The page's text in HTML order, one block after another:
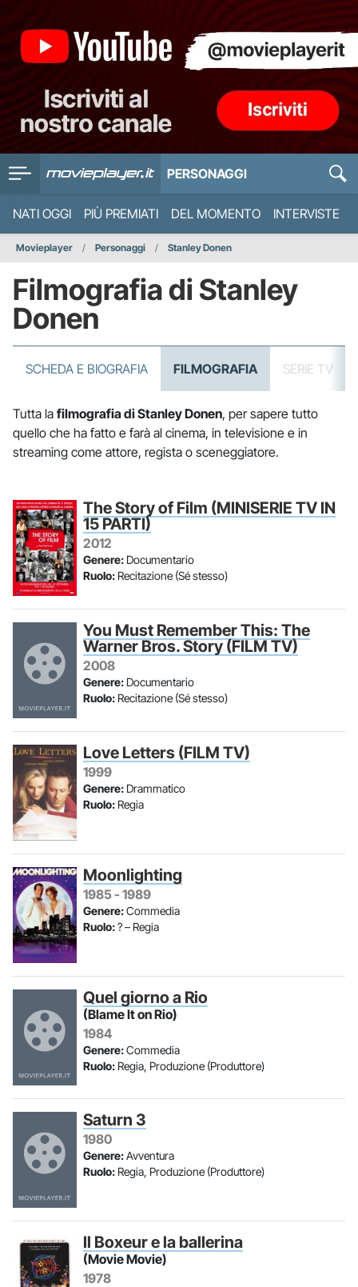
PERSONAGGI
NATI OGGI PIÙ PREMIATI DEL MOMENTO INTERVISTE
Movieplayer Personaggi Stanley Donen
Filmografia di Stanley
Donen
SCHEDA E BIOGRAFIA FILMOGRAFIA SERIE TV
Tutta la filmografia di Stanley Donen, per sapere tutto
quello che ha fatto e farà al cinema, in televisione e in
streaming come attore, regista o sceneggiatore.
The Story of Film (MINISERIE TV IN
15 PARTI)
2012
Genere: Documentario
Ruolo: Recitazione (Sé stesso)
You Must Remember This: The
Warner Bros. Story (FILM TV)
2008
Genere: Documentario
Ruolo: Recitazione (Sé stesso)
Love Letters (FILM TV)
1999
Genere: Drammatico
Ruolo: Regia
Moonlighting
1985 - 1989
Genere:Commedia
Ruolo:? – Regia
Quel giorno a Rio
(Blame It on Rio)
1984
Genere:Commedia
Ruolo: Regia, Produzione (Produttore)
Saturn 3
1980
Genere:Avventura
Ruolo: Regia, Produzione (Produttore)
Il Boxeur e la ballerina
(Movie Movie)
1978